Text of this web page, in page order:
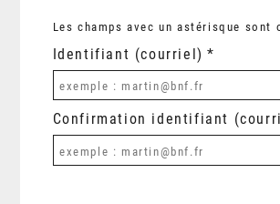
Les champs avec un astérisque sont
Identifiant (courriel)
Confirmation identifiant